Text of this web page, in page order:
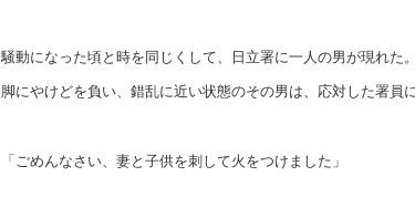
騒動になった頃と時を同じくして、日立署に一人の男が現れた。
脚にやけどを負い、錯乱に近い状態のその男は、応対した署員
「ごめんなさい、妻と子供を刺して火をつけました」